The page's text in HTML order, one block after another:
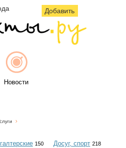
Добавить
Новости
150 Досуг, спорт 218